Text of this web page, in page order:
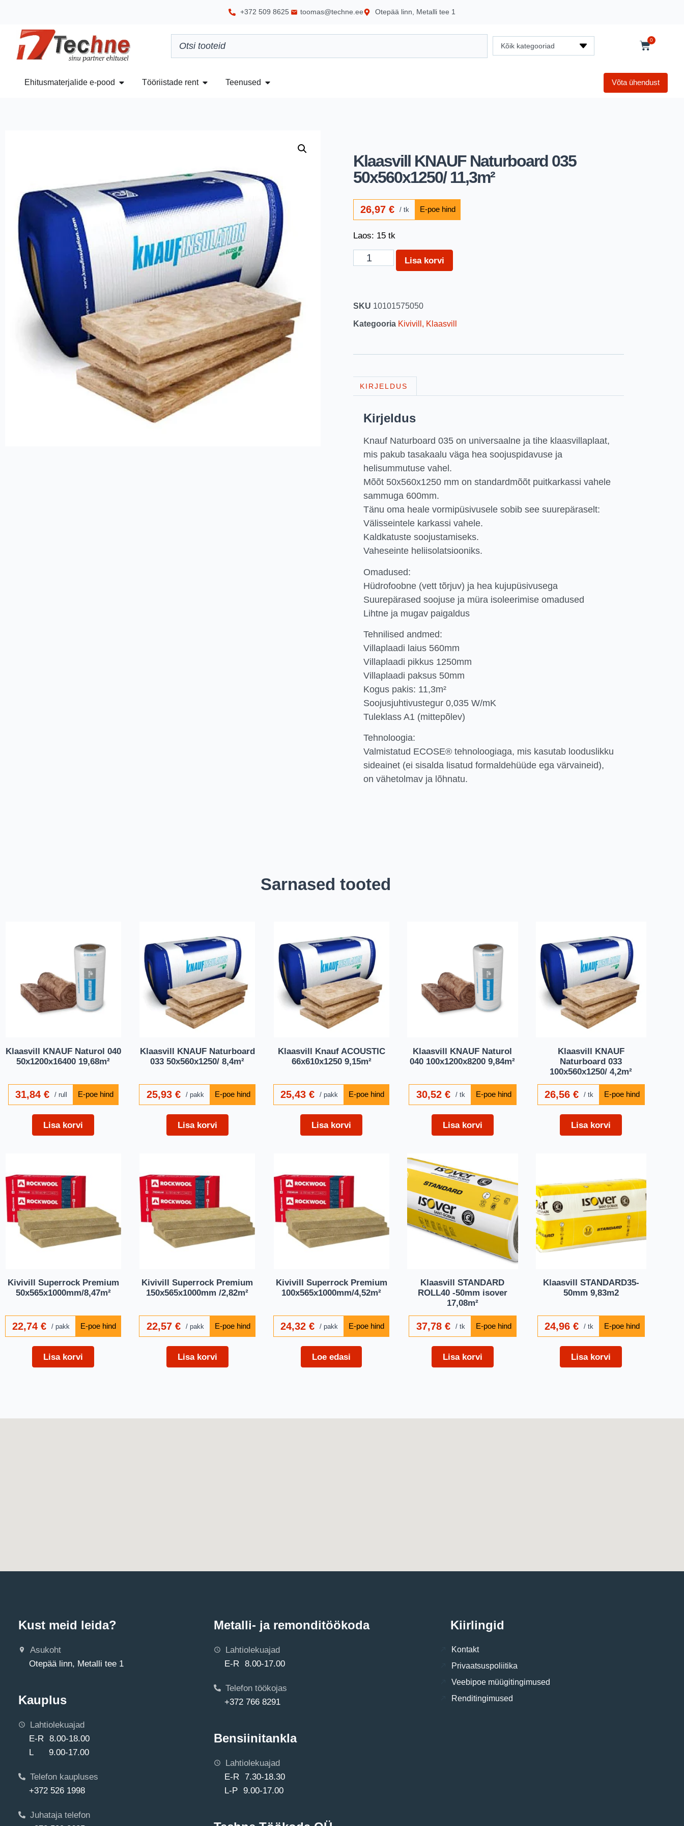
+372 509 8625 toomas@techne.ee Otepää linn, Metalli tee 1
Kõik kategooriad
0
Ehitusmaterjalide e-pood Tööriistade rent Teenused Võta ühendust
Klaasvill KNAUF Naturboard 035
50x560x1250/ 11,3m²
26,97€ tk
Laos: 15 tk
Lisa korvi
SKU 10101575050
Kategooria Kivivill, Klaasvill
KIRJELDUS
Kirjeldus
Knauf Naturboard 035 on universaalne ja tihe klaasvillaplaat,
mis pakub tasakaalu väga hea soojuspidavuse ja
helisummutuse vahel.
Mõõt 50x560x1250 mm on standardmõõt puitkarkassi vahele
sammuga 600mm.
Tänu oma heale vormipüsivusele sobib see suurepäraselt:
Välisseintele karkassi vahele.
Kaldkatuste soojustamiseks.
Vaheseinte heliisolatsiooniks.
Omadused:
Hüdrofoobne (vett tõrjuv) ja hea kujupüsivusega
Suurepärased soojuse ja müra isoleerimise omadused
Lihtne ja mugav paigaldus
Tehnilised andmed:
Villaplaadi laius 560mm
Villaplaadi pikkus 1250mm
Villaplaadi paksus 50mm
Kogus pakis: 11,3m²
Soojusjuhtivustegur 0,035 W/mK
Tuleklass A1 (mittepõlev)
Tehnoloogia:
Valmistatud ECOSE® tehnoloogiaga, mis kasutab looduslikku
sideainet (ei sisalda lisatud formaldehüüde ega värvaineid),
on vähetolmav ja lõhnatu.
Sarnased tooted
Klaasvill KNAUF Naturol 040
50x1200x16400 19,68m²
31,84 € rull
Lisa korvi
Klaasvill KNAUF Naturboard
033 50x560x1250/ 8,4m²
25,93 € pakk
Lisa korvi
Klaasvill Knauf ACOUSTIC
66x610x1250 9,15m²
25,43€ pakk
Lisa korvi
Klaasvill KNAUF Naturol
040 100x1200x8200 9,84m²
30,52 € tk
Lisa korvi
Klaasvill KNAUF
Naturboard 033
100x560x1250/ 4,2m²
26,56€ tk
Lisa korvi
Kivivill Superrock Premium
50x565x1000mm/8,47m²
22,74€ pakk
Lisa korvi
Kivivill Superrock Premium
150x565x1000mm /2,82m²
22,57 € pakk
Lisa korvi
Kivivill Superrock Premium
100x565x1000mm/4,52m²
24,32€ pakk
Loe edasi
Klaasvill STANDARD
ROLL40 -50mm isover
17,08m²
37,78 € tk
Lisa korvi
Klaasvill STANDARD35-
50mm 9,83m2
24,96€ tk
Lisa korvi
Kust meid leida?
Asukoht
Otepää linn, Metalli tee 1
Kauplus
Lahtiolekuajad
E-R 8.00-18.00
L 9.00-17.00
Telefon kaupluses
+372 526 1998
Juhataja telefon
Metalli- ja remonditöökoda
Lahtiolekuajad
E-R 8.00-17.00
Telefon töökojas
+372 766 8291
Bensiinitankla
Lahtiolekuajad
E-R 7.30-18.30
L-P 9.00-17.00
Kiirlingid
Kontakt
Privaatsuspoliitika
Veebipoe müügitingimused
Renditingimused